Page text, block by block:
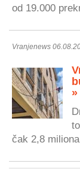
od 19.000
Vranjenews
»
čak 2,8